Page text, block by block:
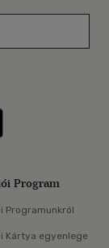
meg: Google
Program
Programunkról
Kártya egyenlege